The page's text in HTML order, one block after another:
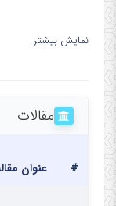
نمایش بیشتر
مقالات
# عنوان